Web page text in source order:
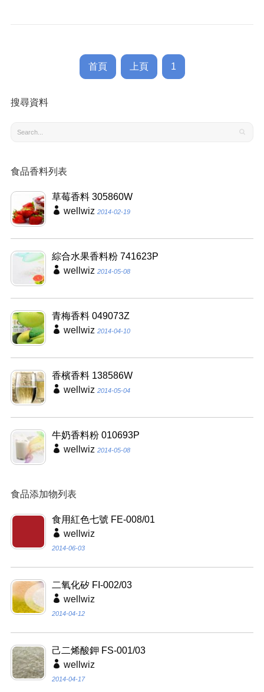
首頁 上頁 1
搜尋資料
食品香料列表
草莓香料 305860W
wellwiz 2014-02-19
綜合水果香料粉 741623P
wellwiz 2014-05-08
青梅香料 049073Z
wellwiz 2014-04-10
香檳香料 138586W
wellwiz 2014-05-04
牛奶香料粉 010693P
wellwiz 2014-05-08
食品添加物列表
食用紅色七號 FE-008/01
wellwiz
2014-06-03
二氧化矽 FI-002/03
wellwiz
2014-04-12
己二烯酸鉀 FS-001/03
wellwiz
2014-04-17